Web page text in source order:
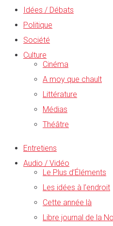
Idées / Débats
Politique
Société
Culture
Cinéma
A moy que chault
Littérature
Médias
Théâtre
Entretiens
Audio / Vidéo
Le Plus d’Éléments
Les idées à l’endroit
Cette année là
Libre journal de la